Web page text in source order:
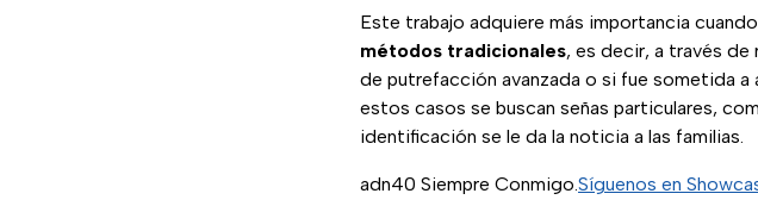
Este trabajo adquiere más importancia cuando
métodos tradicionales, es decir, a través
de putrefacción avanzada o si fue sometida
estos casos se buscan señas particulares,
identificación se le da la noticia a las familias.
adn40 Siempre Conmigo.Síguenos en